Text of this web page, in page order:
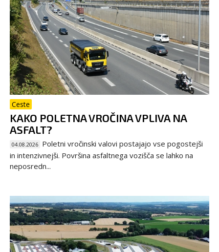
Ceste
KAKO POLETNA VROČINA VPLIVA NA
ASFALT?
04.08.2026 Poletni vročinski valovi postajajo vse pogostejši
in intenzivnejši. Površina asfaltnega vozišča se lahko na
neposredn...